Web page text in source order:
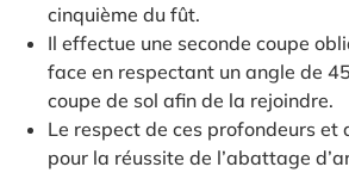
cinquième du fût.
Il effectue une seconde coupe
face en respectant un angle de
coupe de sol afin de la rejoindre.
Le respect de ces profondeurs et
pour la réussite de l’abattage